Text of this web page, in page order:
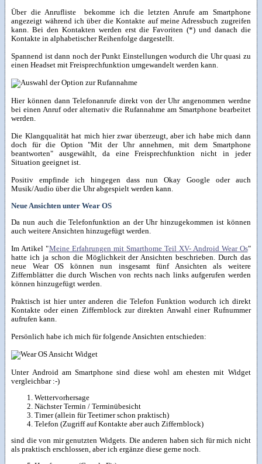
Über die Anrufliste bekomme ich die letzten Anrufe am Smartphone
angezeigt während ich über die Kontakte auf meine Adressbuch zugreifen
kann. Bei den Kontakten werden erst die Favoriten (*) und danach die
Kontakte in alphabetischer Reihenfolge dargestellt.
Spannend ist dann noch der Punkt Einstellungen wodurch die Uhr quasi zu
einen Headset mit Freisprechfunktion umgewandelt werden kann.
Hier können dann Telefonanrufe direkt von der Uhr angenommen werdne
bei einen Anruf oder alternativ die Rufannahme am Smartphone bearbeitet
werden.
Die Klangqualität hat mich hier zwar überzeugt, aber ich habe mich dann
doch für die Option "Mit der Uhr annehmen, mit dem Smartphone
beantworten" ausgewählt, da eine Freisprechfunktion nicht in jeder
Situation geeignet ist.
Positiv empfinde ich hingegen dass nun Okay Google oder auch
Musik/Audio über die Uhr abgespielt werden kann.
Neue Ansichten unter Wear OS
Da nun auch die Telefonfunktion an der Uhr hinzugekommen ist können
auch weitere Ansichten hinzugefügt werden.
Im Artikel "Meine Erfahrungen mit Smarthome Teil XV- Android Wear Os"
hatte ich ja schon die Möglichkeit der Ansichten beschrieben. Durch das
neue Wear OS können nun insgesamt fünf Ansichten als weitere
Ziffernblätter die durch Wischen von rechts nach links aufgerufen werden
können hinzugefügt werden.
Praktisch ist hier unter anderen die Telefon Funktion wodurch ich direkt
Kontakte oder einen Ziffernblock zur direkten Anwahl einer Rufnummer
aufrufen kann.
Persönlich habe ich mich für folgende Ansichten entschieden:
Unter Android am Smartphone sind diese wohl am ehesten mit Widget
vergleichbar :-)
Wettervorhersage
Nächster Termin / Terminübesicht
Timer (allein für Teetimer schon praktisch)
Telefon (Zugriff auf Kontakte aber auch Ziffernblock)
sind die von mir genutzten Widgets. Die anderen haben sich für mich nicht
als praktisch erschlossen, aber ich ergänze diese gerne noch.